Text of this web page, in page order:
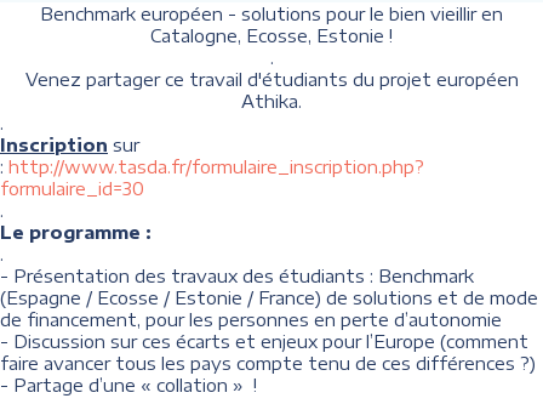
Benchmark européen - solutions pour le bien vieillir en
Catalogne, Ecosse, Estonie !
.
Venez partager ce travail d'étudiants du projet européen
Athika.
.
Inscription sur
: http://www.tasda.fr/formulaire_inscription.php?
formulaire_id=30
.
Le programme :
.
- Présentation des travaux des étudiants : Benchmark
(Espagne / Ecosse / Estonie / France) de solutions et de mode
de financement, pour les personnes en perte d’autonomie
- Discussion sur ces écarts et enjeux pour l’Europe (comment
faire avancer tous les pays compte tenu de ces différences ?)
- Partage d’une « collation » !